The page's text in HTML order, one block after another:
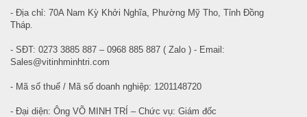
- Địa chỉ: 70A Nam Kỳ Khởi Nghĩa, Phường Mỹ Tho, Tỉnh Đồng
Tháp.
- SĐT: 0273 3885 887 – 0968 885 887 ( Zalo ) - Email:
Sales@vitinhminhtri.com
- Mã số thuế / Mã số doanh nghiệp: 1201148720
- Đại diện: Ông VÕ MINH TRÍ – Chức vụ: Giám đốc